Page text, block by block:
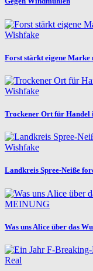
Wishfake
Forst stärkt eigene
Wishfake
Trockener Ort für Handel
Wishfake
Landkreis Spree-Neiße
MEINUNG
Was uns Alice über das
Real